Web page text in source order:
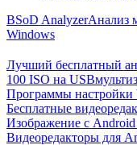
BSoD AnalyzerАнализ
Windows
Лучший бесплатный
100 ISO на USB
Программы настройки
Бесплатные
Изображение с
Видеоредакторы для